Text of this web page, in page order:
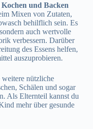
Kochen und Backen
Mixen von Zutaten,
behilflich sein. Es
auch wertvolle
verbessern. Darüber
des Essens helfen,
auszuprobieren.
nützliche
Schälen und sogar
Als Elternteil kannst du
mehr über gesunde